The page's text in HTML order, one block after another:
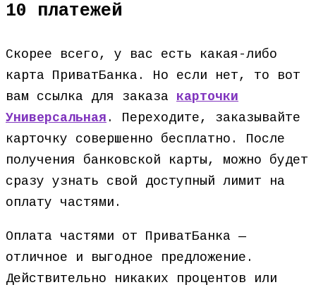
10 платежей
Скорее всего, у вас есть какая-либо
карта ПриватБанка. Но если нет, то вот
вам ссылка для заказа карточки
Универсальная . Переходите, заказывайте
карточку совершенно бесплатно. После
получения банковской карты, можно будет
сразу узнать свой доступный лимит на
оплату частями.
Оплата частями от ПриватБанка —
отличное и выгодное предложение.
Действительно никаких процентов или